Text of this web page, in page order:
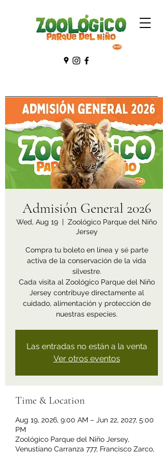
Admisión General 2026
Wed, Aug 19
  |
Zoológico Parque del Niño
Jersey
Compra tu boleto en línea y sé parte
activa de la conservación de la vida
silvestre.
Cada visita al Zoológico Parque del Niño
Jersey contribuye directamente al
cuidado, alimentación y protección de
nuestras especies.
Las entradas no están a la venta
Ver otros eventos
Time & Location
Aug 19, 2026, 9:00 AM – Jun 22, 2027, 5:00
PM
Zoológico Parque del Niño Jersey,
Venustiano Carranza 777, Francisco Zarco,